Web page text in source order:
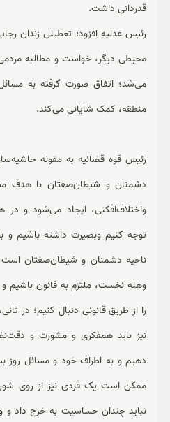
قدردانی داشت.
رئیس عدلیه افزود: تعطیلی زندان
محیطی دیگر، خواست و مطالبه
می‌شد؛ اتفاق صورت گرفته به
منطقه، کمک شایانی می‌کند.
رئیس قوه قضائیه به مقوله
دشمنان و شیطان‌صفتان با هدف
واختلاف‌افکنی، ایجاد می‌شود و
توجه کنیم وبصیرت داشته باشیم و
ناحیه دشمنان و شیطان‌صفتان است،
وهله نخست، ملتزم به قانون
را از طریق قانونی دنبال کنیم؛ در
نیز باید همفکری و مشورت و
دهیم و به اطراف خود و مسائل روز
ممکن است یک فردی نیز از روی شور
نباید چندان حساسیت به خرج داد